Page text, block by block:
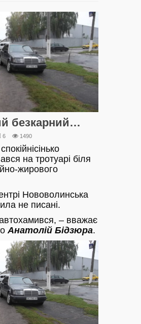
безкарний…
6 1490
на тротуарі біля
жирового
Нововолинська
не писані.
– вважає
Анатолій Бідзюра.